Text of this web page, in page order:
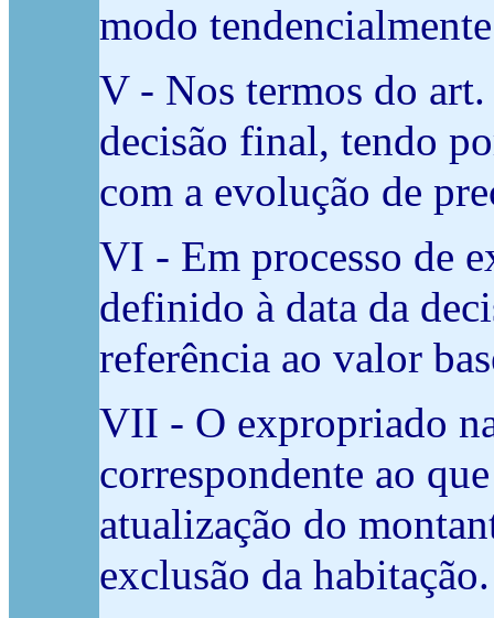
modo
V - Nos termos do
decisão final, tendo
com a evolução de
VI - Em processo de
definido à data da
referência ao valor
VII - O expropriado
correspondente ao
atualização do
exclusão da habitação.